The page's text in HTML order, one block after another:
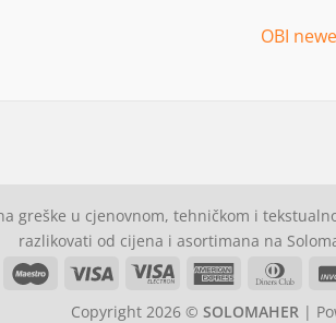
OBI
greške u cjenovnom, tehničkom i
razlikovati od cijena i asortimana na
Maestro Visa
Visa
American
Copyright 2026 © SOLOMAHER|